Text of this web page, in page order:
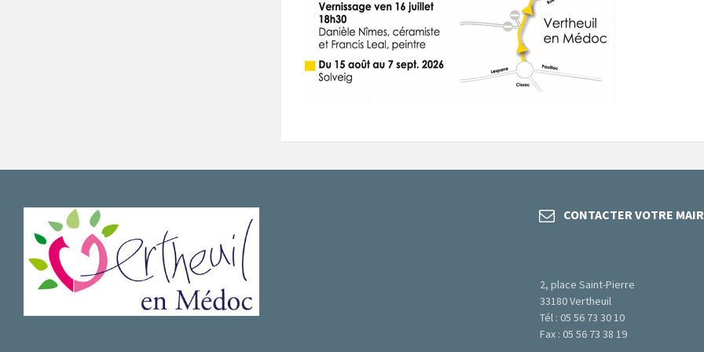
CONTACTER VOTRE
2, place Saint-Pierre
33180 Vertheuil
Tél : 05 56 73 30 10
Fax : 05 56 73 38 19